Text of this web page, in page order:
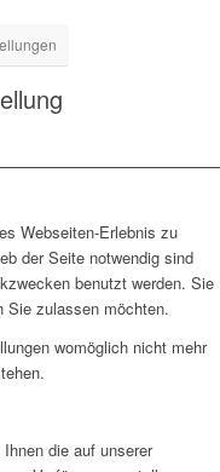
Webseiten-Erlebnis zu
der Seite notwendig sind
benutzt werden. Sie
Sie zulassen möchten.
womöglich nicht mehr
die auf unserer